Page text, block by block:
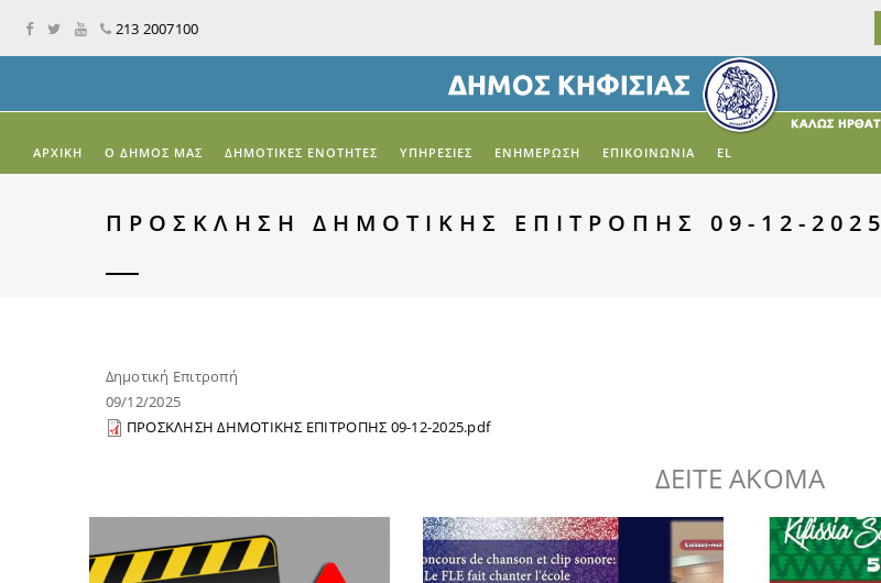
213 2007100
ΑΡΧΙΚΉ Ο ΔΗΜΟΣ ΜΑΣ ΔΗΜΟΤΙΚΕΣ ΕΝΟΤΗΤΕΣ ΥΠΗΡΕΣΙΕΣ ΕΝΗΜΕΡΩΣΗ ΕΠΙΚΟΙΝΩΝΙΑ EL
ΠΡΟΣΚΛΗΣΗ ΔΗΜΟΤΙΚΗΣ ΕΠΙΤΡΟΠΗΣ 09-12-2025
Δημοτική Επιτροπή
09/12/2025
ΠΡΟΣΚΛΗΣΗ ΔΗΜΟΤΙΚΗΣ ΕΠΙΤΡΟΠΗΣ 09-12-2025.pdf
ΔΕΙΤΕ ΑΚΟΜΑ